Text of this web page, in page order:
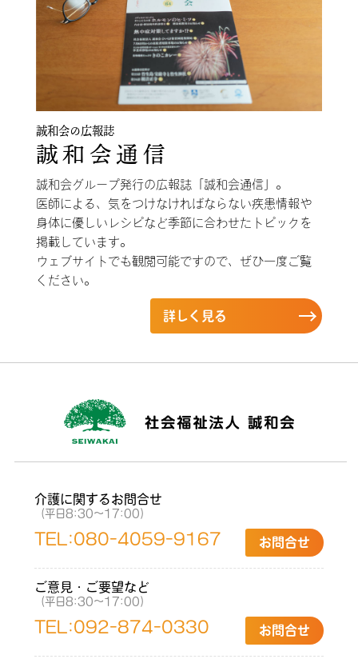
誠和会の広報誌
誠和会通信
誠和会グループ発行の広報誌「誠和会通信」。
医師による、気をつけなければならない疾患情報や
身体に優しいレシピなど季節に合わせたトピックを
掲載しています。
ウェブサイトでも観閲可能ですので、ぜひ一度ご覧
ください。
詳しく見る
介護に関するお問合せ
（平日8:30〜17:00）
TEL:080-4059-9167 お問合せ
ご意見・ご要望など
（平日8:30〜17:00）
TEL:092-874-0330 お問合せ